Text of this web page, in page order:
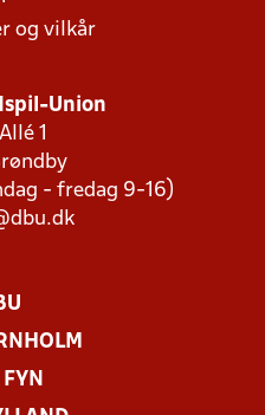
og vilkår
Union
1
- fredag 9-16)